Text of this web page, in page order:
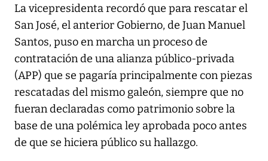
La vicepresidenta recordó que para rescatar el
San José, el anterior Gobierno, de Juan Manuel
Santos, puso en marcha un proceso de
contratación de una alianza público-privada
(APP) que se pagaría principalmente con piezas
rescatadas del mismo galeón, siempre que no
fueran declaradas como patrimonio sobre la
base de una polémica ley aprobada poco antes
de que se hiciera público su hallazgo.